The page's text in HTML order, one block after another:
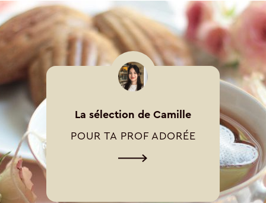
La sélection de Camille
POUR TA PROF ADORÉE